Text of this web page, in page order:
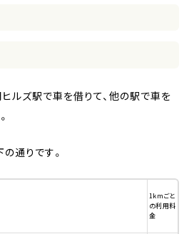
ルズ駅で車を借りて、他の駅で車を
通りです。
1kmごと
の利用料
金